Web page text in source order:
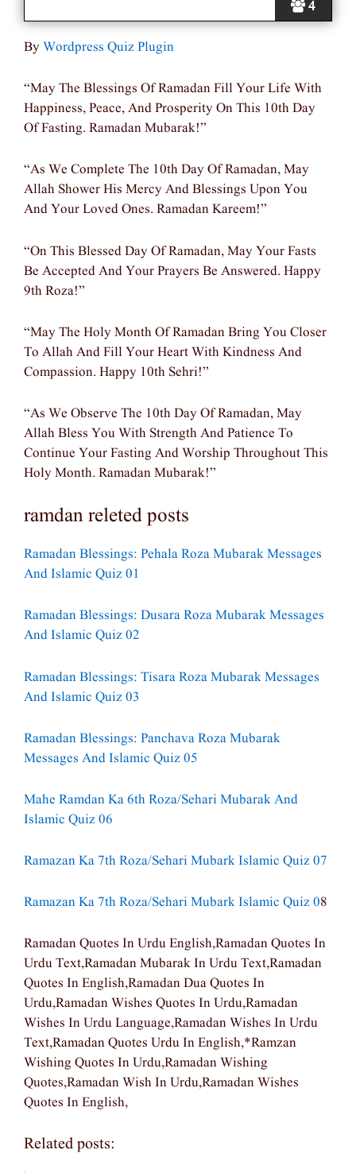
4
ByWordpress Quiz Plugin
“May The Blessings Of Ramadan Fill Your Life With
Happiness, Peace, And Prosperity On This 10th Day
Of Fasting. Ramadan Mubarak!”
“As We Complete The 10th Day Of Ramadan, May
Allah Shower His Mercy And Blessings Upon You
And Your Loved Ones. Ramadan Kareem!”
“On This Blessed Day Of Ramadan, May Your Fasts
Be Accepted And Your Prayers Be Answered. Happy
9th Roza!”
“May The Holy Month Of Ramadan Bring You Closer
To Allah And Fill Your Heart With Kindness And
Compassion. Happy 10th Sehri!”
“As We Observe The 10th Day Of Ramadan, May
Allah Bless You With Strength And Patience To
Continue Your Fasting And Worship Throughout This
Holy Month. Ramadan Mubarak!”
ramdan releted posts
Ramadan Blessings: Pehala Roza Mubarak Messages
And Islamic Quiz 01
Ramadan Blessings: Dusara Roza Mubarak Messages
And Islamic Quiz 02
Ramadan Blessings: Tisara Roza Mubarak Messages
And Islamic Quiz 03
Ramadan Blessings: Panchava Roza Mubarak
Messages And Islamic Quiz 05
Mahe Ramdan Ka 6th Roza/Sehari Mubarak And
Islamic Quiz 06
Ramazan Ka 7th Roza/sehari Mubark Islamic Quiz 07
Ramazan Ka 7th Roza/sehari Mubark Islamic Quiz 08
Ramadan Quotes In Urdu English,ramadan Quotes In
Urdu Text,ramadan Mubarak In Urdu Text,ramadan
Quotes In English,ramadan Dua Quotes In
Urdu,ramadan Wishes Quotes In Urdu,ramadan
Wishes In Urdu Language,ramadan Wishes In Urdu
Text,ramadan Quotes Urdu In English,*ramzan
Wishing Quotes In Urdu,ramadan Wishing
Quotes,ramadan Wish In Urdu,ramadan Wishes
Quotes In English,
Related posts: